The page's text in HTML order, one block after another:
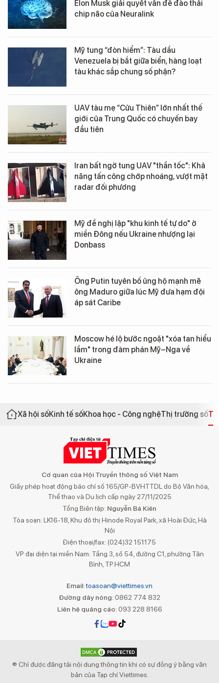
Elon Musk giải quyết vấn đề đào thải
chip não của Neuralink
Mỹ tung “đòn hiểm”: Tàu dầu
Venezuela bị bắt giữa biển, hàng loạt
tàu khác sắp chung số phận?
UAV tàu mẹ “Cửu Thiên” lớn nhất thế
giới của Trung Quốc có chuyến bay
đầu tiên
Iran bất ngờ tung UAV "thần tốc": Khả
năng tấn công chớp nhoáng, vượt mặt
radar đối phương
Mỹ đề nghị lập "khu kinh tế tự do" ở
miền Đông nếu Ukraine nhượng lại
Donbass
Ông Putin tuyên bố ủng hộ mạnh mẽ
ông Maduro giữa lúc Mỹ đưa hạm đội
áp sát Caribe
Moscow hé lộ bước ngoặt "xóa tan hiểu
lầm" trong đàm phán Mỹ–Nga về
Ukraine
Xã hội sốKinh tế sốKhoa học - Công nghệThị trường số
Cơ quan của Hội Truyền thông số Việt Nam
Giấy phép hoạt động báo chí số 165/GP-BVHTTDL do Bộ Văn hóa,
Thể thao và Du lịch cấp ngày 27/11/2025
Tổng Biên tập: Nguyễn Bá Kiên
Tòa soạn: LK16-18, Khu đô thị Hinode Royal Park, xã Hoài Đức, Hà
Nội
Điện thoại/fax: (024)32 151175
VP đại diện tại miền Nam: Tầng 3, số 54, đường C1, phường Tân
Bình, TP.HCM
Email:toasoan@viettimes.vn
Đường dây nóng: 0862 774 832
Liên hệ quảng cáo:093 228 8166
® Chỉ được đăng tải nội dung thông tin khi có sự đồng ý bằng văn
bản của Tạp chí Viettimes.